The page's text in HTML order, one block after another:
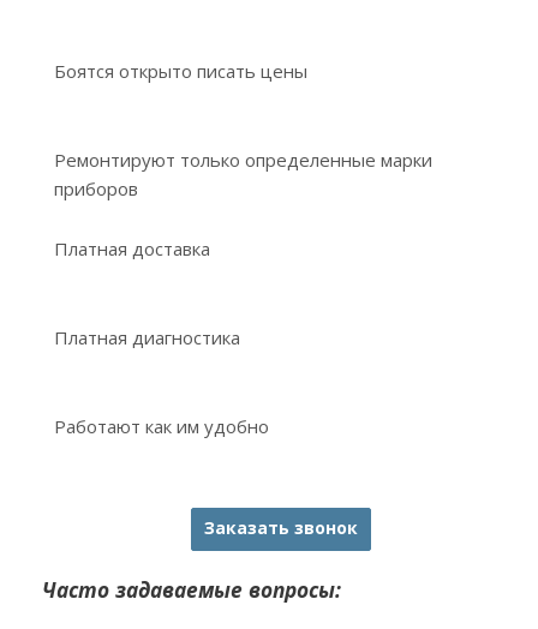
Боятся открыто писать цены
Ремонтируют только определенные марки
приборов
Платная доставка
Платная диагностика
Работают как им удобно
Заказать звонок
Часто задаваемые вопросы: